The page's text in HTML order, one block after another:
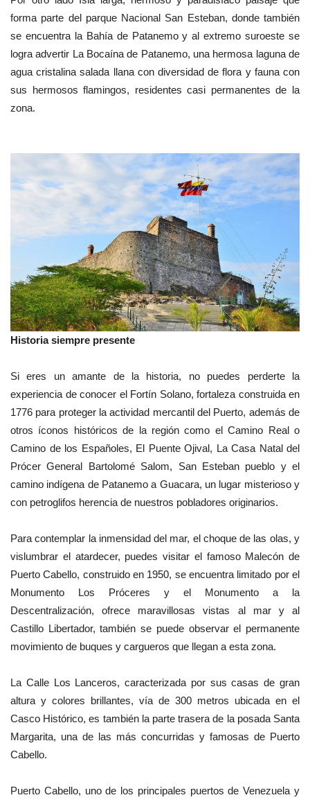
forma parte del parque Nacional San Esteban, donde también
se encuentra la Bahía de Patanemo y al extremo suroeste se
logra advertir La Bocaína de Patanemo, una hermosa laguna de
agua cristalina salada llana con diversidad de flora y fauna con
sus hermosos flamingos, residentes casi permanentes de la
zona.
Historia siempre presente
Si eres un amante de la historia, no puedes perderte la
experiencia de conocer el Fortín Solano, fortaleza construida en
1776 para proteger la actividad mercantil del Puerto, además de
otros íconos históricos de la región como el Camino Real o
Camino de los Españoles, El Puente Ojival, La Casa Natal del
Prócer General Bartolomé Salom, San Esteban pueblo y el
camino indígena de Patanemo a Guacara, un lugar misterioso y
con petroglifos herencia de nuestros pobladores originarios.
Para contemplar la inmensidad del mar, el choque de las olas, y
vislumbrar el atardecer, puedes visitar el famoso Malecón de
Puerto Cabello, construido en 1950, se encuentra limitado por el
Monumento Los Próceres y el Monumento a la
Descentralización, ofrece maravillosas vistas al mar y al
Castillo Libertador, también se puede observar el permanente
movimiento de buques y cargueros que llegan a esta zona.
La Calle Los Lanceros, caracterizada por sus casas de gran
altura y colores brillantes, vía de 300 metros ubicada en el
Casco Histórico, es también la parte trasera de la posada Santa
Margarita, una de las más concurridas y famosas de Puerto
Cabello.
Puerto Cabello, uno de los principales puertos de Venezuela y